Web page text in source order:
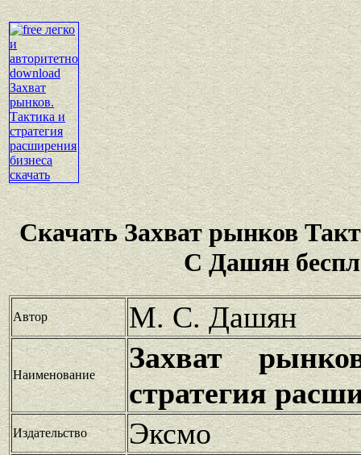
Скачать Захват рынков
С Дашян
Автор М. С. Дашян
Наименование
Захват
стратегия
Издательство Эксмо